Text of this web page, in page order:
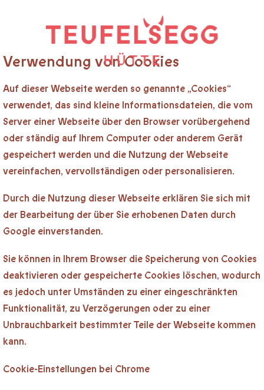
Verwendung von Cookies
Auf dieser Webseite werden so genannte „Cookies“
verwendet, das sind kleine Informationsdateien, die vom
Server einer Webseite über den Browser vorübergehend
oder ständig auf Ihrem Computer oder anderem Gerät
gespeichert werden und die Nutzung der Webseite
vereinfachen, vervollständigen oder personalisieren.
Durch die Nutzung dieser Webseite erklären Sie sich mit
der Bearbeitung der über Sie erhobenen Daten durch
Google einverstanden.
Sie können in Ihrem Browser die Speicherung von Cookies
deaktivieren oder gespeicherte Cookies löschen, wodurch
es jedoch unter Umständen zu einer eingeschränkten
Funktionalität, zu Verzögerungen oder zu einer
Unbrauchbarkeit bestimmter Teile der Webseite kommen
kann.
Cookie-Einstellungen bei Chrome